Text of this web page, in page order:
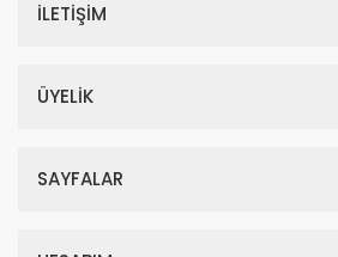
İLETİŞİM
ÜYELİK
SAYFALAR